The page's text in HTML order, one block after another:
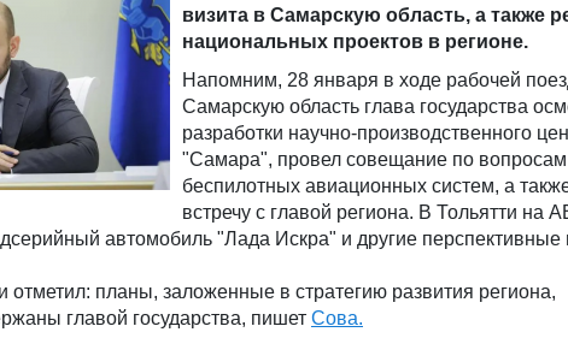
визита в Самарскую область, а также
национальных проектов в регионе.
Напомним, 28 января в ходе рабочей
Самарскую область глава государства
разработки научно-производственного
"Самара", провел совещание по вопросам
беспилотных авиационных систем, а
встречу с главой региона. В Тольятти на
автомобиль "Лада Искра" и другие перспективные
отметил: планы, заложенные в стратегию развития региона,
главой государства, пишет Сова.